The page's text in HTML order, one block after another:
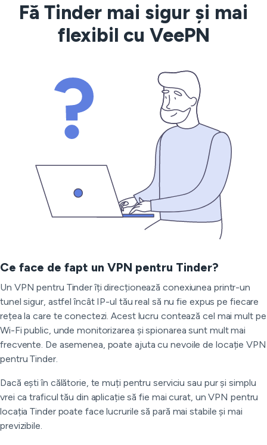
Fă Tinder mai sigur și mai
flexibil cu VeePN
Ce face de fapt un VPN pentru Tinder?
Un VPN pentru Tinder îți direcționează conexiunea printr-un
tunel sigur, astfel încât IP-ul tău real să nu fie expus pe fiecare
rețea la care te conectezi. Acest lucru contează cel mai mult pe
Wi-Fi public, unde monitorizarea și spionarea sunt mult mai
frecvente. De asemenea, poate ajuta cu nevoile de locație VPN
pentru Tinder.
Dacă ești în călătorie, te muți pentru serviciu sau pur și simplu
vrei ca traficul tău din aplicație să fie mai curat, un VPN pentru
locația Tinder poate face lucrurile să pară mai stabile și mai
previzibile.